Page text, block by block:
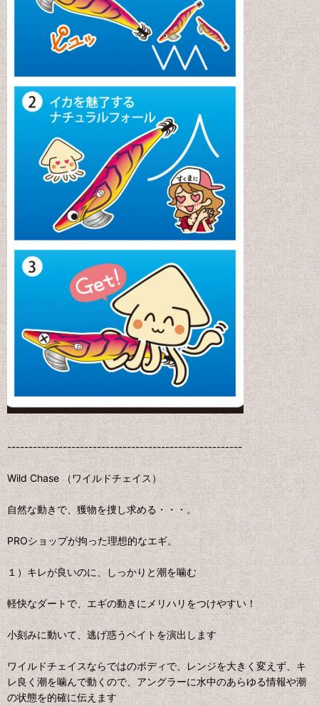
-------------------------------------------------------
Wild Chase （ワイルドチェイス）
自然な動きで、獲物を捜し求める・・・。
PROショップが拘った理想的なエギ。
１）キレが良いのに、しっかりと潮を噛む
軽快なダートで、エギの動きにメリハリをつけやすい！
小刻みに動いて、逃げ惑うベイトを演出します
ワイルドチェイスならではのボディで、レンジを大きく変えず、キ
レ良く潮を噛んで動くので、アングラーに水中のあらゆる情報や潮
の状態を的確に伝えます